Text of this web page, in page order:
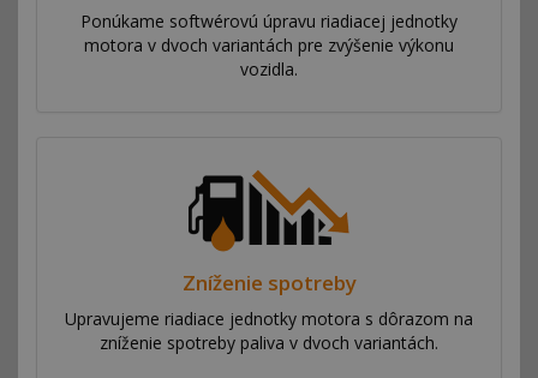
Ponúkame softwérovú úpravu riadiacej jednotky
motora v dvoch variantách pre zvýšenie výkonu
vozidla.
Zníženie spotreby
Upravujeme riadiace jednotky motora s dôrazom na
zníženie spotreby paliva v dvoch variantách.